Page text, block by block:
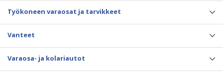
Työkoneen varaosat ja tarvikkeet
Vanteet
Varaosa- ja kolariautot